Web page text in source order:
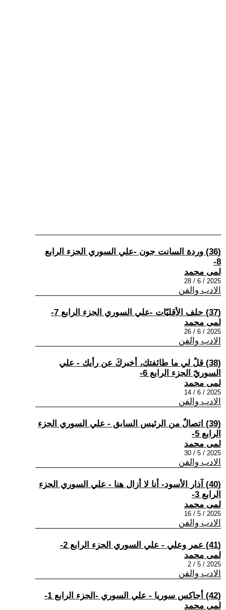
(36) وردة السانت جون -علي السوري الجزء الرابع
8-
لمى محمد
2025 / 6 / 28
الادب والفن
(37) حلف الأقليّات -علي السوري الجزء الرابع 7-
لمى محمد
2025 / 6 / 26
الادب والفن
(38) قلْ لي ما طائفتك، أخبركَ عن رأيك - علي
السوريّ الجزء الرابع 6-
لمى محمد
2025 / 6 / 14
الادب والفن
(39) اتصالٌ من الرئيس السابق - علي السوري الجزء
الرابع 5-
لمى محمد
2025 / 5 / 30
الادب والفن
(40) آذار الأسود- أنا لا أزال هنا - علي السوري الجزء
الرابع 3-
لمى محمد
2025 / 5 / 16
الادب والفن
(41) عمر وعلي - علي السوري الجزء الرابع 2-
لمى محمد
2025 / 5 / 2
الادب والفن
(42) أجاكس سوريا - علي السوري -الجزء الرابع 1-
لمى محمد